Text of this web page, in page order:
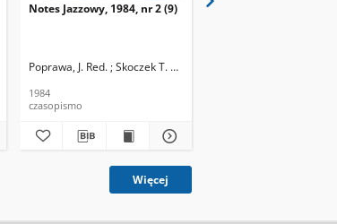
Notes Jazzowy, 1984, nr 2 (9)
Poprawa, J. Red. ; Skoczek T. Red.
1984
czasopismo
Więcej